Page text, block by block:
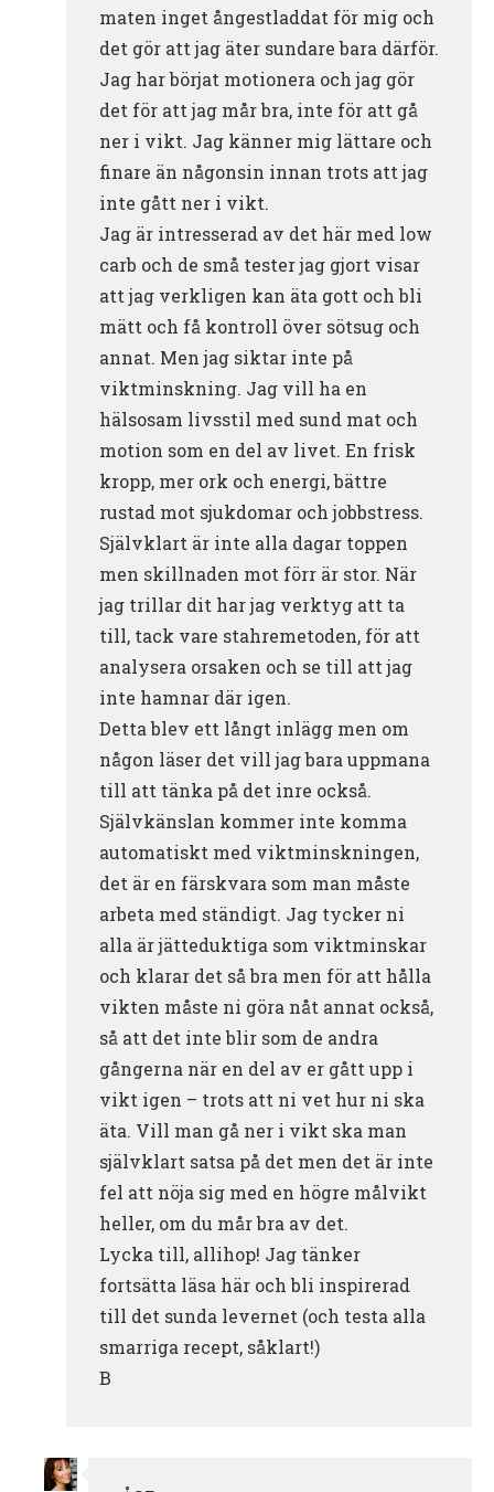
maten inget ångestladdat för mig och
det gör att jag äter sundare bara därför.
Jag har börjat motionera och jag gör
det för att jag mår bra, inte för att gå
ner i vikt. Jag känner mig lättare och
finare än någonsin innan trots att jag
inte gått ner i vikt.
Jag är intresserad av det här med low
carb och de små tester jag gjort visar
att jag verkligen kan äta gott och bli
mätt och få kontroll över sötsug och
annat. Men jag siktar inte på
viktminskning. Jag vill ha en
hälsosam livsstil med sund mat och
motion som en del av livet. En frisk
kropp, mer ork och energi, bättre
rustad mot sjukdomar och jobbstress.
Självklart är inte alla dagar toppen
men skillnaden mot förr är stor. När
jag trillar dit har jag verktyg att ta
till, tack vare stahremetoden, för att
analysera orsaken och se till att jag
inte hamnar där igen.
Detta blev ett långt inlägg men om
någon läser det vill jag bara uppmana
till att tänka på det inre också.
Självkänslan kommer inte komma
automatiskt med viktminskningen,
det är en färskvara som man måste
arbeta med ständigt. Jag tycker ni
alla är jätteduktiga som viktminskar
och klarar det så bra men för att hålla
vikten måste ni göra nåt annat också,
så att det inte blir som de andra
gångerna när en del av er gått upp i
vikt igen – trots att ni vet hur ni ska
äta. Vill man gå ner i vikt ska man
självklart satsa på det men det är inte
fel att nöja sig med en högre målvikt
heller, om du mår bra av det.
Lycka till, allihop! Jag tänker
fortsätta läsa här och bli inspirerad
till det sunda levernet (och testa alla
smarriga recept, såklart!)
B